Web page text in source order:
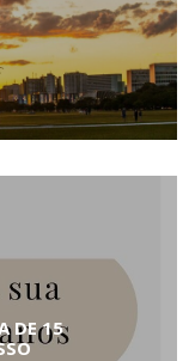
DE 15